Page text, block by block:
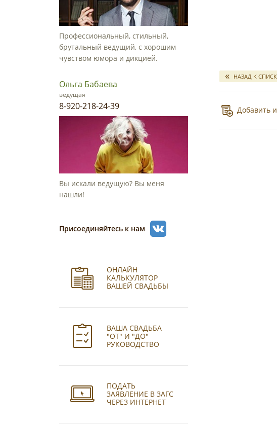
НАЗАД К
Добавить
Профессиональный, стильный,
брутальный ведущий, с хорошим
чувством юмора и дикцией.
Ольга Бабаева
ведущая
8-920-218-24-39
Вы искали ведущую? Вы меня
нашли!
Присоединяйтесь к нам
ОНЛАЙН
КАЛЬКУЛЯТОР
ВАШЕЙ СВАДЬБЫ
ВАША СВАДЬБА
"ОТ" И "ДО"
РУКОВОДСТВО
ПОДАТЬ
ЗАЯВЛЕНИЕ В ЗАГС
ЧЕРЕЗ ИНТЕРНЕТ